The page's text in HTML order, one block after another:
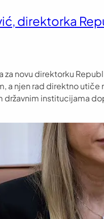
direktorka
za novu direktorku
a njen rad direktno
državnim institucijama